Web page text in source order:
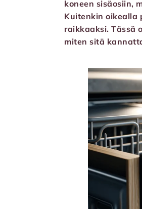
koneen sisäosiin,
Kuitenkin oikealla
raikkaaksi. Tässä
miten sitä